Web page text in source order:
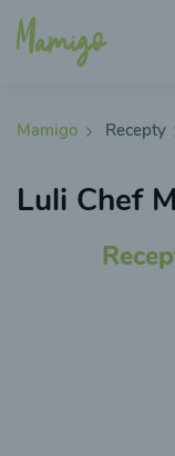
Mamigo Recepty
Luli Chef